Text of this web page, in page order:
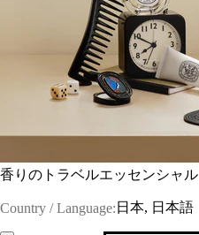
香りのトラベルエッセンシャル
Country / Language: 日本, 日本語